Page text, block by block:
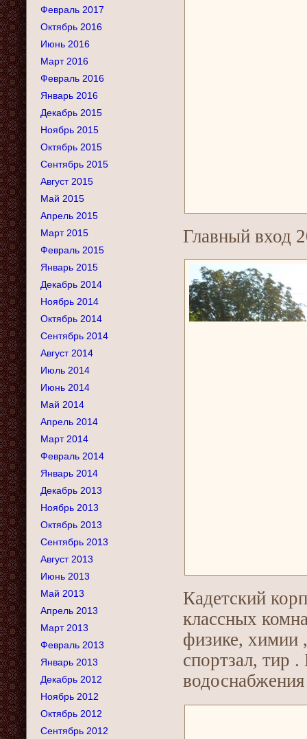
Февраль 2017
Октябрь 2016
Июнь 2016
Март 2016
Февраль 2016
Январь 2016
Декабрь 2015
Ноябрь 2015
Октябрь 2015
Сентябрь 2015
Август 2015
Май 2015
Апрель 2015
Март 2015
Февраль 2015
Январь 2015
Декабрь 2014
Ноябрь 2014
Октябрь 2014
Сентябрь 2014
Август 2014
Июль 2014
Июнь 2014
Май 2014
Апрель 2014
Март 2014
Февраль 2014
Январь 2014
Декабрь 2013
Ноябрь 2013
Октябрь 2013
Сентябрь 2013
Август 2013
Июнь 2013
Май 2013
Апрель 2013
Март 2013
Февраль 2013
Январь 2013
Декабрь 2012
Ноябрь 2012
Октябрь 2012
Сентябрь 2012
Главный вход
Кадетский
классных
физике, химии
спортзал, тир